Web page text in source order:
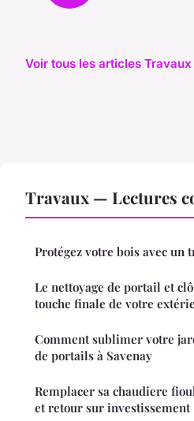
Voir tous les articles
Travaux — Lectures
Protégez votre bois avec un
Le nettoyage de portail et
touche finale de votre
Comment sublimer votre
de portails à Savenay
Remplacer sa chaudiere
et retour sur investissement